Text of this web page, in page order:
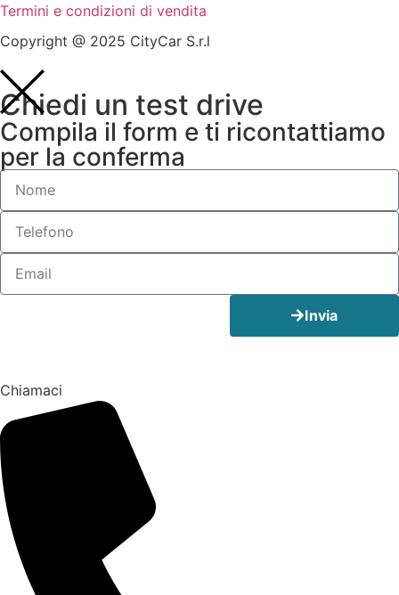
Termini e condizioni di vendita
Copyright @ 2025 CityCar S.r.l
Chiedi un test drive
Compila il form e ti ricontattiamo
per la conferma
Invia
Chiamaci